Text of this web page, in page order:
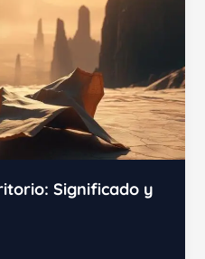
Significado y